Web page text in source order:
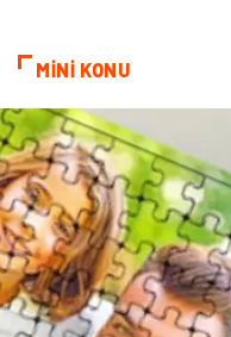
Ambalaj
Bitkisel Ürünler
Markalar
Bilişim
İthalat İhracat
MİNİ KONU